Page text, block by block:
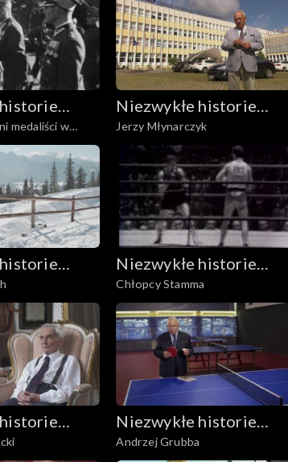
medaliści w
w Berlinie
Niezwykłe historie
Biało-Czerwonych
Jerzy Młynarczyk
Niezwykłe historie
Biało-Czerwonych
Chłopcy Stamma
Niezwykłe historie
Biało-Czerwonych
Andrzej Grubba